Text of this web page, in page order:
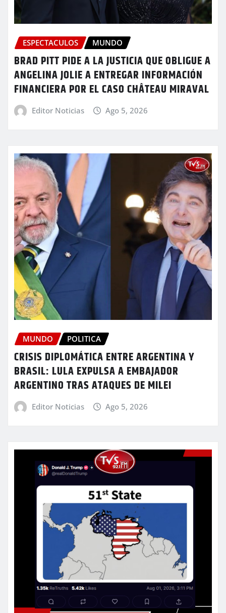
ESPECTACULOS MUNDO
BRAD PITT PIDE A LA JUSTICIA QUE OBLIGUE A
ANGELINA JOLIE A ENTREGAR INFORMACIÓN
FINANCIERA POR EL CASO CHÂTEAU MIRAVAL
Editor Noticias Ago 5, 2026
MUNDO POLITICA
CRISIS DIPLOMÁTICA ENTRE ARGENTINA Y
BRASIL: LULA EXPULSA A EMBAJADOR
ARGENTINO TRAS ATAQUES DE MILEI
Editor Noticias Ago 5, 2026